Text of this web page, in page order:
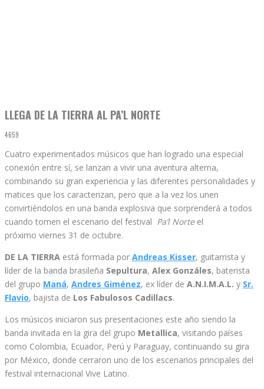
LLEGA DE LA TIERRA AL PA’L NORTE
4659
Cuatro experimentados músicos que han logrado una especial
conexión entre sí, se lanzan a vivir una aventura alterna,
combinando su gran experiencia y las diferentes personalidades y
matices que los caracterizan, pero que a la vez los unen
convirtiéndolos en una banda explosiva que sorprenderá a todos
cuando tomen el escenario del festival Pa’l Norte el
próximo viernes 31 de octubre.
DE LA TIERRA está formada por Andreas Kisser, guitarrista y
líder de la banda brasileña Sepultura, Alex Gonzáles, baterista
del grupo Maná, Andres Giménez, ex líder de A.N.I.M.A.L. y Sr.
Flavio, bajista de Los Fabulosos Cadillacs.
Los músicos iniciaron sus presentaciones este año siendo la
banda invitada en la gira del grupo Metallica, visitando países
como Colombia, Ecuador, Perú y Paraguay, continuando su gira
por México, donde cerraron uno de los escenarios principales del
festival internacional Vive Latino.